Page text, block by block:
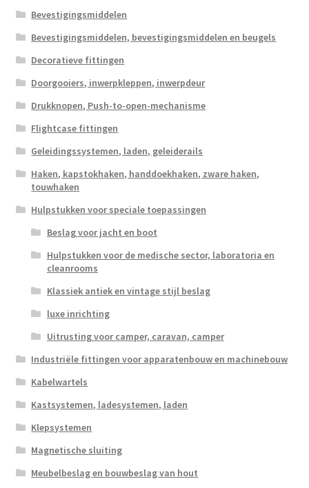
Bevestigingsmiddelen
Bevestigingsmiddelen, bevestigingsmiddelen en beugels
Decoratieve fittingen
Doorgooiers, inwerpkleppen, inwerpdeur
Drukknopen, Push-to-open-mechanisme
Flightcase fittingen
Geleidingssystemen, laden, geleiderails
Haken, kapstokhaken, handdoekhaken, zware haken,
touwhaken
Hulpstukken voor speciale toepassingen
Beslag voor jacht en boot
Hulpstukken voor de medische sector, laboratoria en
cleanrooms
Klassiek antiek en vintage stijl beslag
luxe inrichting
Uitrusting voor camper, caravan, camper
Industriële fittingen voor apparatenbouw en machinebouw
Kabelwartels
Kastsystemen, ladesystemen, laden
Klepsystemen
Magnetische sluiting
Meubelbeslag en bouwbeslag van hout